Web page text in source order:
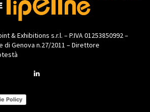
& Exhibitions s.r.l. – P.IVA 01253850992 –
Genova n.27/2011 – Direttore
Policy